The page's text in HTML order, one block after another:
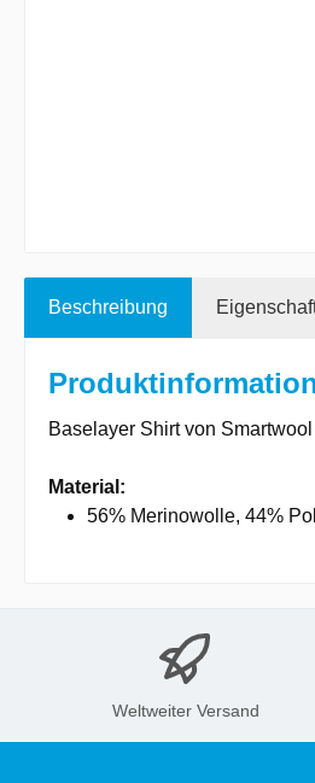
Beschreibung
Baselayer Shirt von
Material:
56% Merinowolle, 44%
Weltweiter Versand